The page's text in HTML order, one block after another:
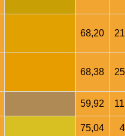
68,20
68,38
59,92
75,04